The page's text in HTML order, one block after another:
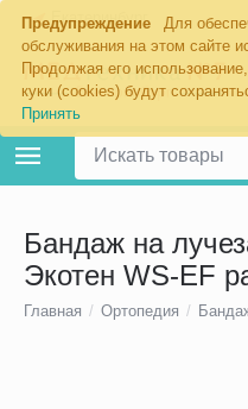
Предупреждение
Для
обслуживания на этом сайте
Продолжая его
куки (cookies) будут
Принять
Екатеринбург
Бандаж на
Экотен WS-EF
Главная / Ортопедия /